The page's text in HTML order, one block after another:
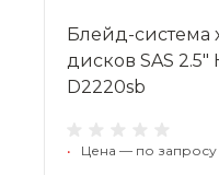
Блейд-система
дисков SAS
D2220sb
• Цена — по запросу